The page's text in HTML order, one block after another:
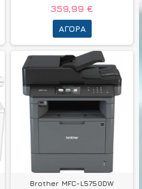
359,99 €
ΑΓΟΡΆ
Brother MFC-L5750DW